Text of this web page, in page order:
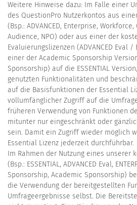
Weitere Hinweise dazu: Im Falle einer
des QuestionPro Nutzerkontos aus
(Bsp.: ADVANCED, Enterprise, Workforce,
Audience, NPO) oder aus einer der
Evaluierungslizenzen (ADVANCED Eval /
einer der Academic Sponsorship
Sponsorship) auf die ESSENTIAL
genutzten Funktionalitäten und
auf die Basisfunktionen der Essential
vollumfänglicher Zugriff auf die
früheren Verwendung von Funktionen
mitunter nur eingeschränkt oder
sein. Damit ein Zugriff wieder möglich
Essential Lizenz jederzeit durchführbar.
Im Rahmen der Nutzung eines unserer
(Bsp.: ESSENTIAL, ADVANCED Eval,
Sponsorship, Academic Sponsorship)
die Verwendung der bereitgestellten
Umfrageergebnisse selbst. Die